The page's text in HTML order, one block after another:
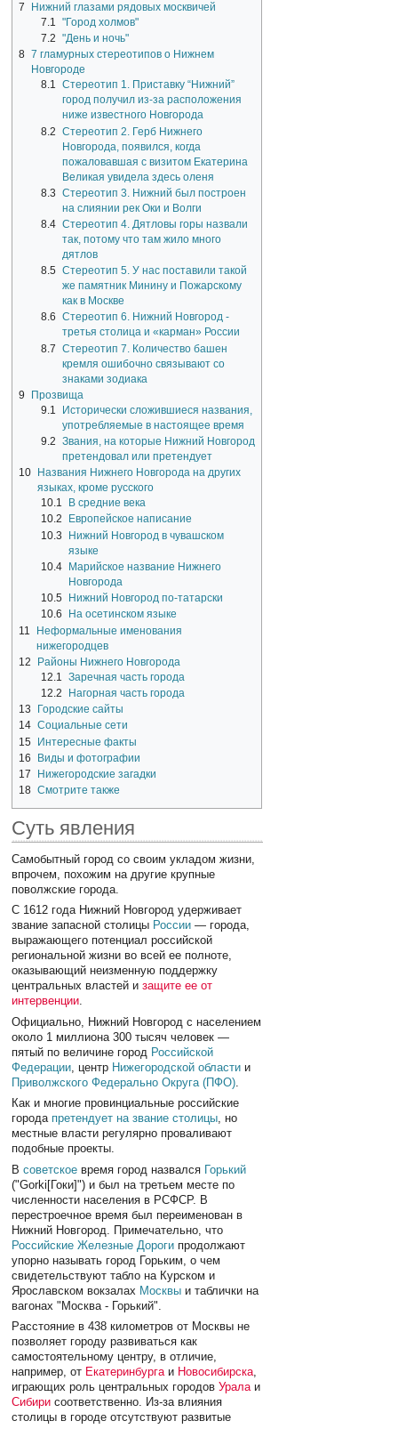
7
Нижний глазами рядовых москвичей
7.1 "Город холмов"
7.2 "День и ночь"
8 7 гламурных стереотипов о Нижнем
Новгороде
8.1 Стереотип 1. Приставку “Нижний”
город получил из-за расположения
ниже известного Новгорода
8.2 Стереотип 2. Герб Нижнего
Новгорода, появился, когда
пожаловавшая с визитом Екатерина
Великая увидела здесь оленя
8.3 Стереотип 3. Нижний был построен
на слиянии рек Оки и Волги
8.4 Стереотип 4. Дятловы горы назвали
так, потому что там жило много
дятлов
8.5 Стереотип 5. У нас поставили такой
же памятник Минину и Пожарскому
как в Москве
8.6 Стереотип 6. Нижний Новгород -
третья столица и «карман» России
8.7 Стереотип 7. Количество башен
кремля ошибочно связывают со
знаками зодиака
9
Прозвища
9.1
Исторически сложившиеся названия,
употребляемые в настоящее время
9.2 Звания, на которые Нижний Новгород
претендовал или претендует
10
Названия Нижнего Новгорода на других
языках, кроме русского
10.1
В средние века
10.2
Европейское написание
10.3
Нижний Новгород в чувашском
языке
10.4 Марийское название Нижнего
Новгорода
10.5
Нижний Новгород по-татарски
10.6
На осетинском языке
11
Неформальные именования
нижегородцев
12
Районы Нижнего Новгорода
12.1
Заречная часть города
12.2
Нагорная часть города
13
Городские сайты
14 Социальные сети
15 Интересные факты
16
Виды и фотографии
17
Нижегородские загадки
18 Смотрите также
Суть явления
Самобытный город со своим укладом жизни,
впрочем, похожим на другие крупные
поволжские города.
С 1612 года Нижний Новгород удерживает
звание запасной столицы России — города,
выражающего потенциал российской
региональной жизни во всей ее полноте,
оказывающий неизменную поддержку
центральных властей изащите ее от
интервенции.
Официально, Нижний Новгород с населением
около 1 миллиона 300 тысяч человек —
пятый по величине город Российской
Федерации , центр Нижегородской области и
Приволжского Федерально Округа (ПФО)
Как и многие провинциальные российские
города претендует на звание столицы, но
местные власти регулярно проваливают
подобные проекты.
Всоветское время город назвался Горький
("Gorki[Гоки]") и был на третьем месте по
численности населения в РСФСР. В
перестроечное время был переименован в
Нижний Новгород. Примечательно, что
Российские Железные Дороги продолжают
упорно называть город Горьким, о чем
свидетельствуют табло на Курском и
Ярославском вокзалах Москвы и таблички на
вагонах "Москва - Горький".
Расстояние в 438 километров от Москвы не
позволяет городу развиваться как
самостоятельному центру, в отличие,
например, от Екатеринбургаи Новосибирска,
играющих роль центральных городовУралаи
Сибири соответственно. Из-за влияния
столицы в городе отсутствуют развитые